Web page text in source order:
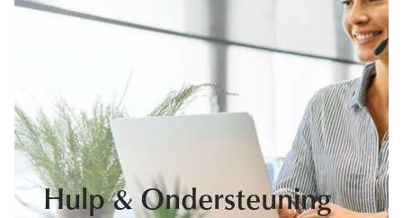
Hulp & Ondersteuning